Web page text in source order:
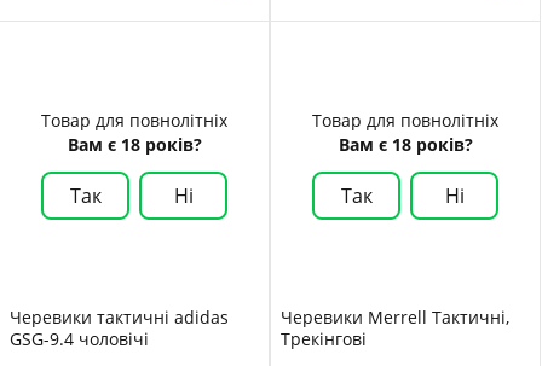
Товар для повнолітніх
Вам є 18 років?
Так Ні
Черевики тактичні adidas
GSG-9.4 чоловічі
Товар для повнолітніх
Вам є 18 років?
Так Ні
Черевики Merrell Тактичні,
Трекінгові